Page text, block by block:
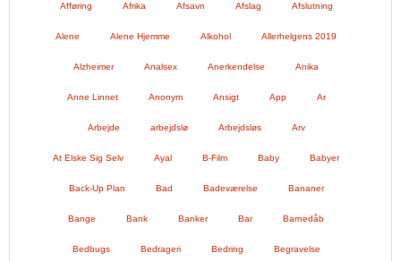
Afføring Afrika Afsavn Afslag Afslutning
Alene Alene Hjemme Alkohol Allerhelgens 2019
Alzheimer Analsex Anerkendelse Anika
Anne Linnet Anonym Ansigt App Ar
Arbejde arbejdslø Arbejdsløs Arv
At Elske Sig Selv Ayal B-Film Baby Babyer
Back-Up Plan Bad Badeværelse Bananer
Bange Bank Banker Bar Barnedåb
Bedbugs Bedrageri Bedring Begravelse